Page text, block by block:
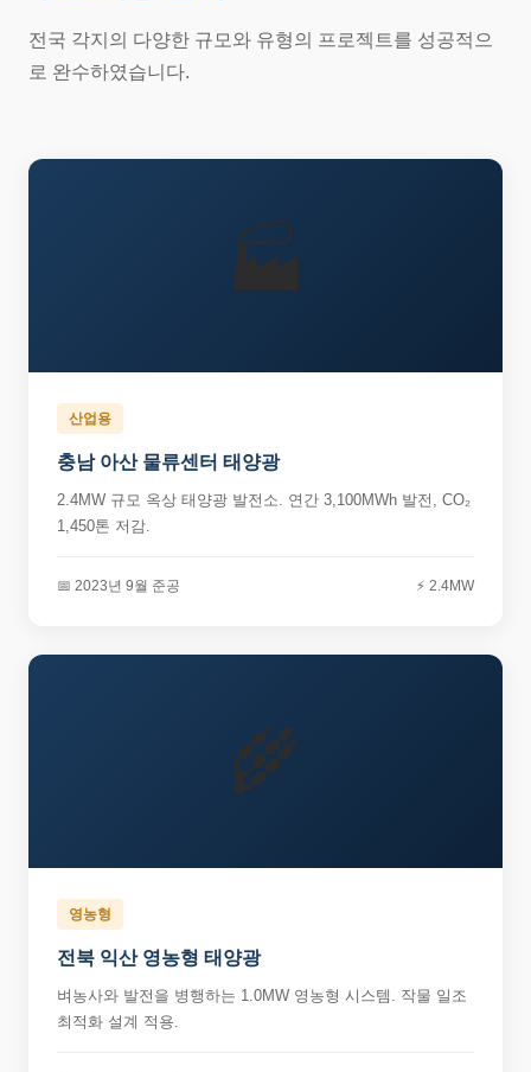
전국 각지의 다양한 규모와 유형의 프로젝트를 성공적으
로 완수하였습니다.
🏭
산업용
충남 아산 물류센터 태양광
2.4MW 규모 옥상 태양광 발전소. 연간 3,100MWh 발전, CO₂
1,450톤 저감.
📅 2023년 9월 준공 ⚡ 2.4MW
🌾
영농형
전북 익산 영농형 태양광
벼농사와 발전을 병행하는 1.0MW 영농형 시스템. 작물 일조
최적화 설계 적용.